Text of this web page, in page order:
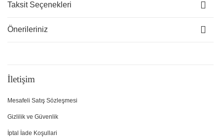
Taksit Seçenekleri
Önerileriniz
İletişim
Mesafeli Satış Sözleşmesi
Gizlilik ve Güvenlik
İptal İade Koşullari